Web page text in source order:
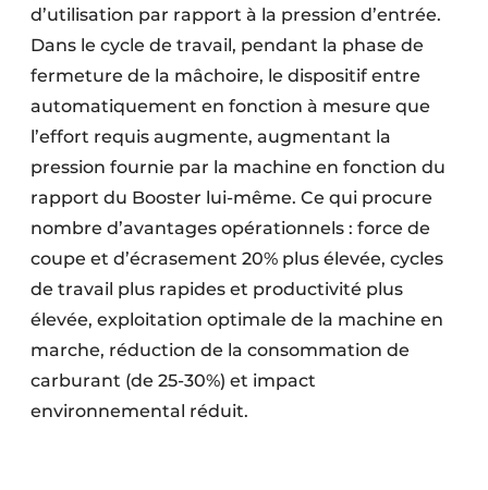
d’utilisation par rapport à la pression d’entrée.
Dans le cycle de travail, pendant la phase de
fermeture de la mâchoire, le dispositif entre
automatiquement en fonction à mesure que
l’effort requis augmente, augmentant la
pression fournie par la machine en fonction du
rapport du Booster lui-même. Ce qui procure
nombre d’avantages opérationnels : force de
coupe et d’écrasement 20% plus élevée, cycles
de travail plus rapides et productivité plus
élevée, exploitation optimale de la machine en
marche, réduction de la consommation de
carburant (de 25-30%) et impact
environnemental réduit.